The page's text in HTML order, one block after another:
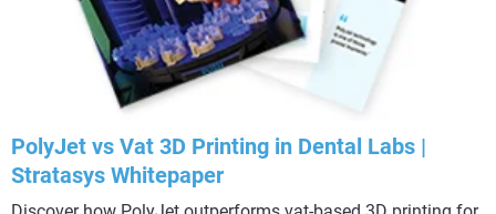
PolyJet vs Vat 3D Printing in Dental Labs |
Stratasys Whitepaper